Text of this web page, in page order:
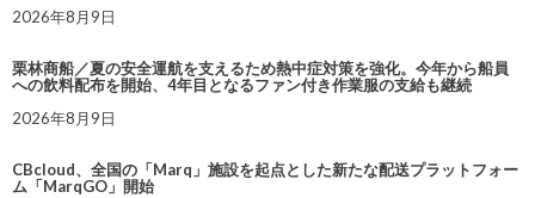
2026年8月9日
栗林商船／夏の安全運航を支えるため熱中症対策を強化。今年から船員
への飲料配布を開始、4年目となるファン付き作業服の支給も継続
2026年8月9日
CBcloud、全国の「Marq」施設を起点とした新たな配送プラットフォー
ム「MarqGO」開始